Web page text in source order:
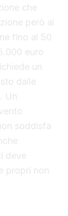
che
però al
fino al 50
euro
un
dalle
Un
soddisfa
deve
propri non